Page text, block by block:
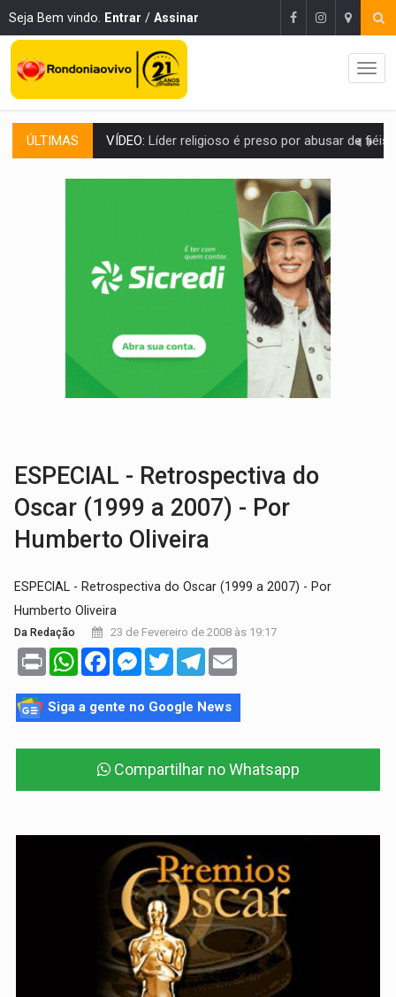
Seja Bem vindo. Entrar / Assinar
ÚLTIMAS LEVANTAMENTO:Brasil tem uma história marcada por guerras, revoltas e
LAMENTÁVEL:Mulher é encontrada morta dentro de residência
'XANDY DO MOTOCROSS':Pai morre em acidente na BR-364 duas semanas após
PESO DO VOTO:Cinco maiores colégios eleitorais concentram 53,7% dos
VÍDEO:Ladrão é filmado furtando moto na frente do bar
Iniciativa Amazônia+10 lança chamada para fortalecer
MATERIAL:Brasil tem grandes reservas de urânio, mas produz pouco e
VÍDEO: Serpente capturada na fábrica da Coca-Cola é
ESPECIAL - Retrospectiva do
Oscar (1999 a 2007) - Por
Humberto Oliveira
ESPECIAL - Retrospectiva do Oscar (1999 a 2007) - Por
Humberto Oliveira
Da Redação 23 de Fevereiro de 2008 às 19:17
Print WhatsAppFacebookMessenger
TwitterTelegram
Siga a gente no Google News
Compartilhar no Whatsapp